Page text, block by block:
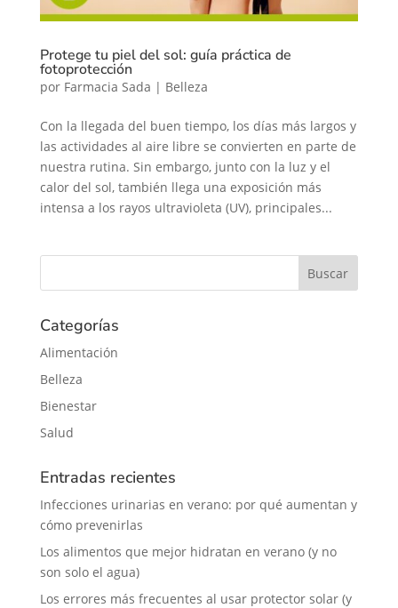
Protege tu piel del sol: guía práctica de
fotoprotección
por Farmacia Sada | Belleza
Con la llegada del buen tiempo, los días más largos y
las actividades al aire libre se convierten en parte de
nuestra rutina. Sin embargo, junto con la luz y el
calor del sol, también llega una exposición más
intensa a los rayos ultravioleta (UV), principales...
Categorías
Alimentación
Belleza
Bienestar
Salud
Entradas recientes
Infecciones urinarias en verano: por qué aumentan y
cómo prevenirlas
Los alimentos que mejor hidratan en verano (y no
son solo el agua)
Los errores más frecuentes al usar protector solar (y